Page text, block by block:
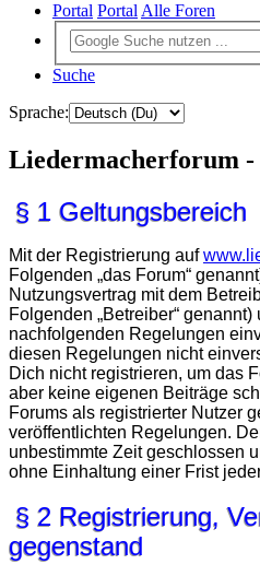
Portal PortalAlle Foren
Suche
Sprache:
Liedermacherforum
§ 1 Geltungsbereich
Mit der Registrierung auf
Folgenden „das Forum“
Nutzungsvertrag mit dem
Folgenden „Betreiber“
nachfolgenden Regelungen
diesen Regelungen nicht
Dich nicht registrieren, um das
aber keine eigenen Beiträge
Forums als registrierter Nutzer
veröffentlichten Regelungen.
unbestimmte Zeit geschlossen
ohne Einhaltung einer Frist
§ 2 Registrierung,
gegenstand